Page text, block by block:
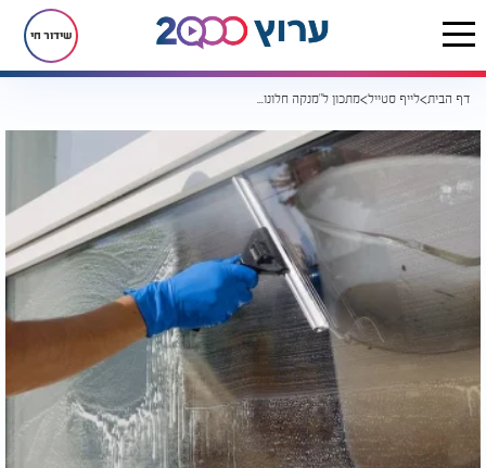
שידור חי
דף הבית לייף סטייל מתכון ל"מנקה חלונות טבעי" שהופך כל זכוכית לחדשה